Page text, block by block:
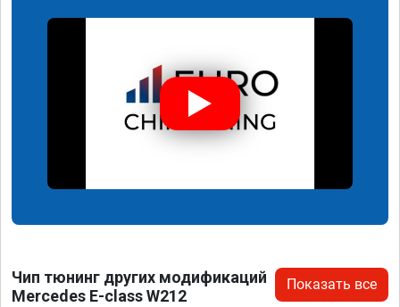
Чип тюнинг других модификаций
Mercedes E-class W212
Показать все